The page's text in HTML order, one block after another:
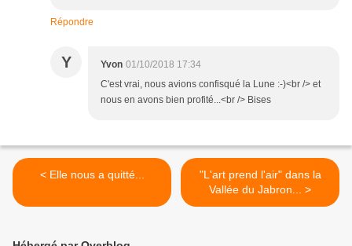
Répondre
Y Yvon 01/10/2018 17:34
C'est vrai, nous avions confisqué la Lune :-)<br /> et
nous en avons bien profité...<br /> Bises
< Elle nous a quitté...
"L'art prend l'air" dans la
Vallée du Jabron... >